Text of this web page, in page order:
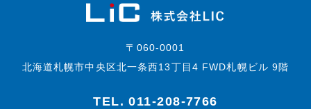
〒060-0001
北海道札幌市中央区北一条西13丁目4 FWD札幌ビル 9階
TEL.011-208-7766